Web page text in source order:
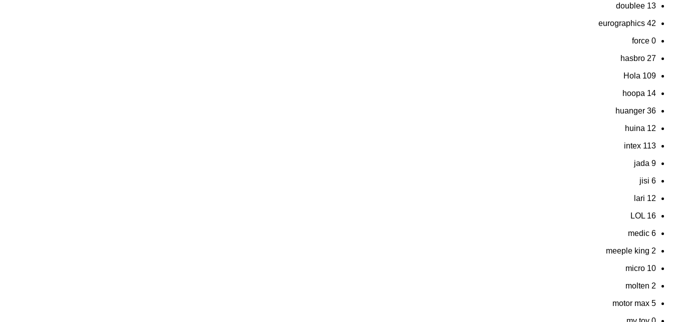
doublee 13
eurographics 42
force 0
hasbro 27
Hola 109
hoopa 14
huanger 36
huina 12
intex 113
jada 9
jisi 6
lari 12
LOL 16
medic 6
meeple king 2
micro 10
molten 2
motor max 5